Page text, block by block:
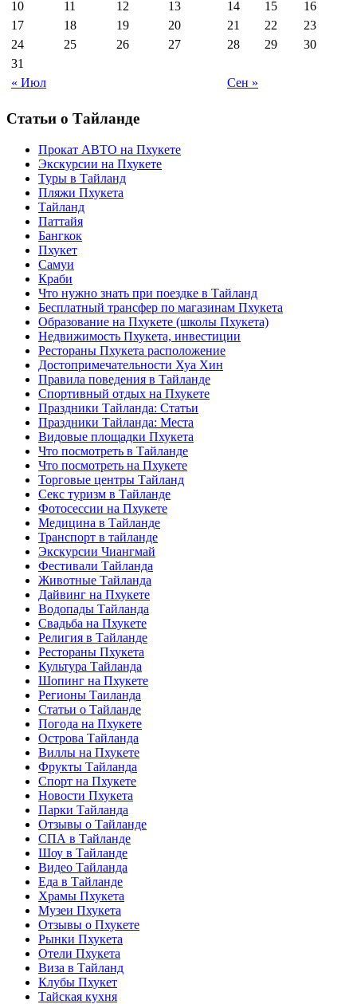
10
11 12 13 14 15
16
17
18 19 20 21 22
23
24
25 26 27 28 29
30
31
« Июл
Сен »
Статьи о Тайланде
Прокат АВТО на Пхукете
Экскурсии на Пхукете
Туры в Тайланд
Пляжи Пхукета
Тайланд
Паттайя
Бангкок
Пхукет
Самуи
Краби
Что нужно знать при поездке в Тайланд
Бесплатный трансфер по магазинам Пхукета
Образование на Пхукете (школы Пхукета)
Недвижимость Пхукета, инвестиции
Рестораны Пхукета расположение
Достопримечательности Хуа Хин
Правила поведения в Тайланде
Спортивный отдых на Пхукете
Праздники Тайланда: Статьи
Праздники Тайланда: Места
Видовые площадки Пхукета
Что посмотреть в Тайланде
Что посмотреть на Пхукете
Торговые центры Тайланд
Секс туризм в Тайланде
Фотосессии на Пхукете
Медицина в Тайланде
Транспорт в тайланде
Экскурсии Чиангмай
Фестивали Тайланда
Животные Тайланда
Дайвинг на Пхукете
Водопады Тайланда
Свадьба на Пхукете
Религия в Тайланде
Рестораны Пхукета
Культура Тайланда
Шопинг на Пхукете
Регионы Таиланда
Статьи о Тайланде
Погода на Пхукете
Острова Тайланда
Виллы на Пхукете
Фрукты Тайланда
Спорт на Пхукете
Новости Пхукета
Парки Тайланда
Отзывы о Тайланде
СПА в Тайланде
Шоу в Тайланде
Видео Тайланда
Еда в Тайланде
Храмы Пхукета
Музеи Пхукета
Отзывы о Пхукете
Рынки Пхукета
Отели Пхукета
Виза в Тайланд
Клубы Пхукет
Тайская кухня